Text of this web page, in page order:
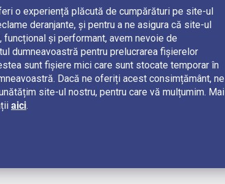
o experiență plăcută de cumpărături pe site-ul
deranjante, și pentru a ne asigura că site-ul
și performant, avem nevoie de
dumneavoastră pentru prelucrarea fișierelor
sunt fișiere mici care sunt stocate temporar în
Dacă ne oferiți acest consimțământ, ne
site-ul nostru, pentru care vă mulțumim. Mai
aici.